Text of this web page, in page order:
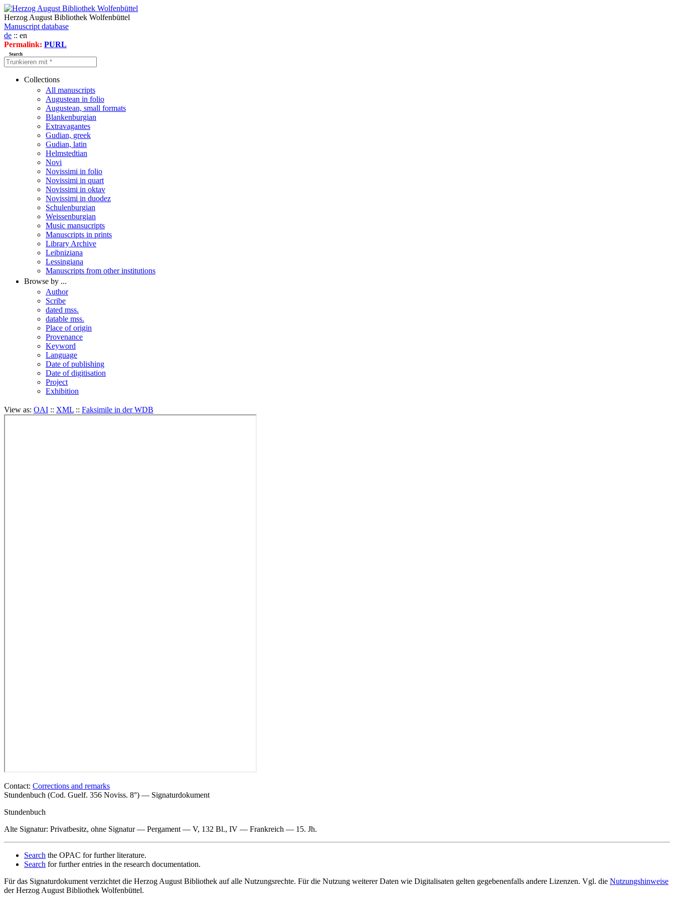
Herzog August Bibliothek Wolfenbüttel
Manuscript database
de :: en
Permalink: PURL
Search
Collections
All manuscripts
Augustean in folio
Augustean, small formats
Blankenburgian
Extravagantes
Gudian, greek
Gudian, latin
Helmstedtian
Novi
Novissimi in folio
Novissimi in quart
Novissimi in oktav
Novissimi in duodez
Schulenburgian
Weissenburgian
Music mansucripts
Manuscripts in prints
Library Archive
Leibniziana
Lessingiana
Manuscripts from other institutions
Browse by ...
Author
Scribe
dated mss.
datable mss.
Place of origin
Provenance
Keyword
Language
Date of publishing
Date of digitisation
Project
Exhibition
View as: OAI :: XML :: Faksimile in der WDB
Contact: Corrections and remarks
Stundenbuch (Cod. Guelf. 356 Noviss. 8°) — Signaturdokument
Stundenbuch
Alte Signatur: Privatbesitz, ohne Signatur — Pergament — V, 132 Bl., IV — Frankreich — 15. Jh.
Search the OPAC for further literature.
Search for further entries in the research documentation.
Für das Signaturdokument verzichtet die Herzog August Bibliothek auf alle Nutzungsrechte. Für die Nutzung weiterer Daten wie Digitalisaten gelten gegebenenfalls andere Lizenzen. Vgl. die Nutzungshinweise
der Herzog August Bibliothek Wolfenbüttel.